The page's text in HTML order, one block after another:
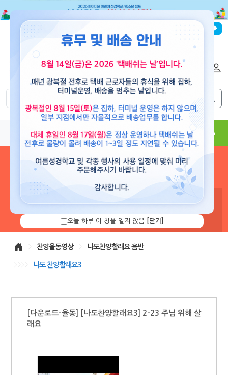
파이디온선교회
도서 뮤직 용품 현수막 콘텐츠
로그인 하시면 보유 캐쉬 확
니다.
찬양율동영상 나도찬양할래요 음반
나도 찬양할래요3
[다운로드-율동] [나도찬양할래요3] 2-23 주님 위해 살
래요
오늘 하루 이 창을 열지 않음 [닫기]